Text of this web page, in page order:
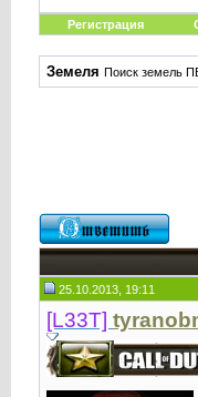
Регистрация
Земеля Поиск земель
25.10.2013, 19:11
[L33T]